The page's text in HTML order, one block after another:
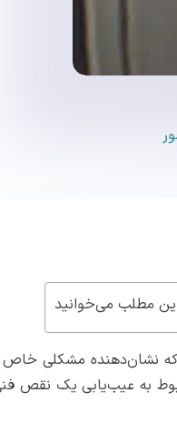
مطلب می‌خوانید
اختلال در مدار ایمنی آسانسور اشاره دارد.